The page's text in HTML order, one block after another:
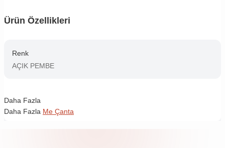
Ürün Özellikleri
Renk
AÇIK PEMBE
Daha Fazla
Daha Fazla Me Çanta